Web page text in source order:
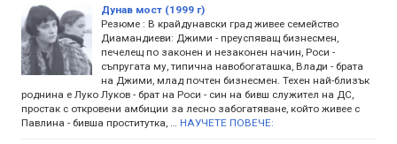
Дунав мост (1999 г)
Резюме : В крайдунавски град живее семейство
Диамандиеви: Джими - преуспяващ бизнесмен,
печелещ по законен и незаконен начин, Роси -
съпругата му, типична навобогаташка, Влади - брата
на Джими, млад почтен бизнесмен. Техен най-близък
роднина е Луко Луков - брат на Роси - син на бивш служител на ДС,
простак с откровени амбиции за лесно забогатяване, който живее с
Павлина - бивша проститутка, …
НАУЧЕТЕ ПОВЕЧЕ: